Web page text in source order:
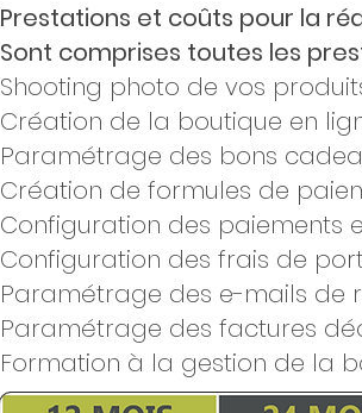
Prestations et coûts pour la
Sont comprises toutes les
Shooting photo de vos
Création de la boutique en
Paramétrage des bons
Création de formules de
Configuration des paiements
Configuration des frais de
Paramétrage des e-mails de
Paramétrage des factures
Formation à la gestion de la